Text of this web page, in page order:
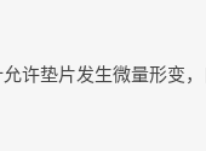
许垫片发生微量形变